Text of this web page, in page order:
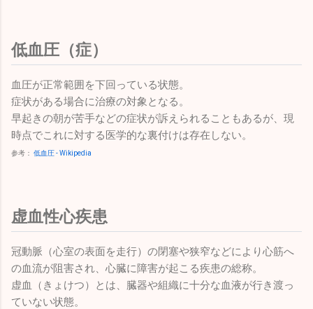
低血圧（症）
血圧が正常範囲を下回っている状態。
症状がある場合に治療の対象となる。
早起きの朝が苦手などの症状が訴えられることもあるが、現
時点でこれに対する医学的な裏付けは存在しない。
参考： 低血圧 - Wikipedia
虚血性心疾患
冠動脈（心室の表面を走行）の閉塞や狭窄などにより心筋へ
の血流が阻害され、心臓に障害が起こる疾患の総称。
虚血（きょけつ）とは、臓器や組織に十分な血液が行き渡っ
ていない状態。